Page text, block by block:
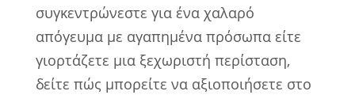
συγκεντρώνεστε για ένα χαλαρό
απόγευμα με αγαπημένα πρόσωπα είτε
γιορτάζετε μια ξεχωριστή περίσταση,
δείτε πώς μπορείτε να αξιοποιήσετε στο